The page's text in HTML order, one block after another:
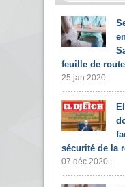
feuille de route
25 jan 2020 |
sécurité de la
07 déc 2020 |